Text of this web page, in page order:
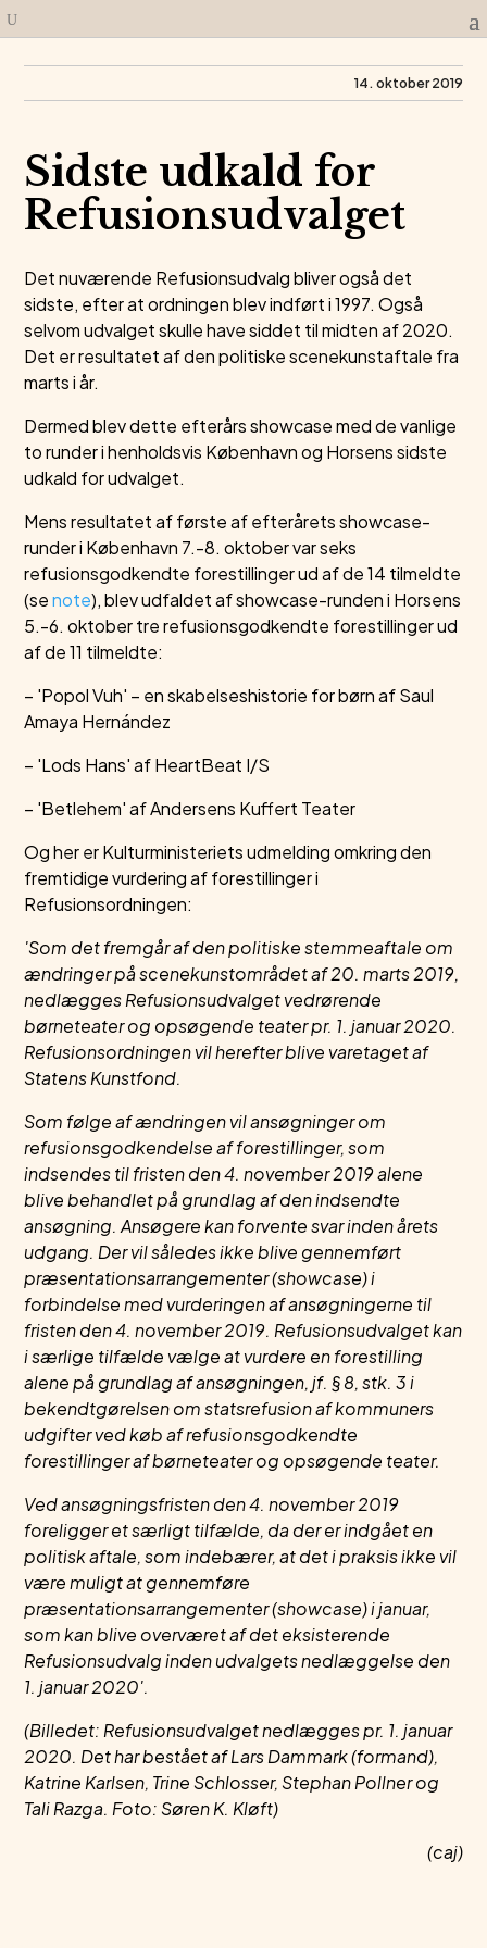
14. oktober 2019
Sidste udkald for
Refusionsudvalget
Det nuværende Refusionsudvalg bliver også det
sidste, efter at ordningen blev indført i 1997. Også
selvom udvalget skulle have siddet til midten af 2020.
Det er resultatet af den politiske scenekunstaftale fra
marts i år.
Dermed blev dette efterårs showcase med de vanlige
to runder i henholdsvis København og Horsens sidste
udkald for udvalget.
Mens resultatet af første af efterårets showcase-
runder i København 7.-8. oktober var seks
refusionsgodkendte forestillinger ud af de 14 tilmeldte
(senote), blev udfaldet af showcase-runden i Horsens
5.-6. oktober tre refusionsgodkendte forestillinger ud
af de 11 tilmeldte:
– 'Popol Vuh' – en skabelseshistorie for børn af Saul
Amaya Hernández
– 'Lods Hans' af HeartBeat I/S
– 'Betlehem' af Andersens Kuffert Teater
Og her er Kulturministeriets udmelding omkring den
fremtidige vurdering af forestillinger i
Refusionsordningen:
'Som det fremgår af den politiske stemmeaftale om
ændringer på scenekunstområdet af 20. marts 2019,
nedlægges Refusionsudvalget vedrørende
børneteater og opsøgende teater pr. 1. januar 2020.
Refusionsordningen vil herefter blive varetaget af
Statens Kunstfond.
Som følge af ændringen vil ansøgninger om
refusionsgodkendelse af forestillinger, som
indsendes til fristen den 4. november 2019 alene
blive behandlet på grundlag af den indsendte
ansøgning. Ansøgere kan forvente svar inden årets
udgang. Der vil således ikke blive gennemført
præsentationsarrangementer (showcase) i
forbindelse med vurderingen af ansøgningerne til
fristen den 4. november 2019. Refusionsudvalget kan
i særlige tilfælde vælge at vurdere en forestilling
alene på grundlag af ansøgningen, jf. § 8, stk. 3 i
bekendtgørelsen om statsrefusion af kommuners
udgifter ved køb af refusionsgodkendte
forestillinger af børneteater og opsøgende teater.
Ved ansøgningsfristen den 4. november 2019
foreligger et særligt tilfælde, da der er indgået en
politisk aftale, som indebærer, at det i praksis ikke vil
være muligt at gennemføre
præsentationsarrangementer (showcase) i januar,
som kan blive overværet af det eksisterende
Refusionsudvalg inden udvalgets nedlæggelse den
1. januar 2020'.
(Billedet: Refusionsudvalget nedlægges pr. 1. januar
2020. Det har bestået af Lars Dammark (formand),
Katrine Karlsen, Trine Schlosser, Stephan Pollner og
Tali Razga. Foto: Søren K. Kløft)
(caj)